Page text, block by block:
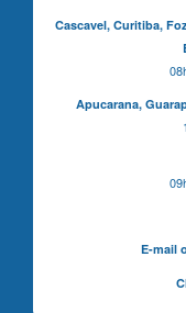
Cascavel, Curitiba,
Apucarana,
E-mail